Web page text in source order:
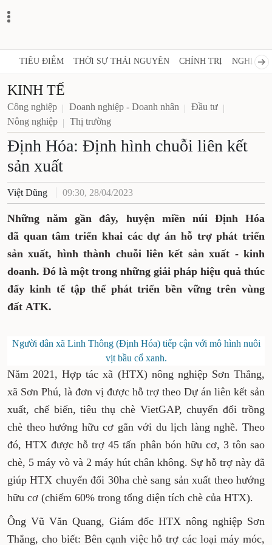
TIÊU ĐIỂM THỜI SỰ THÁI NGUYÊN CHÍNH TRỊ NGHỊ
KINH TẾ
Công nghiệp Doanh nghiệp - Doanh nhân
Đầu tư
Nông nghiệp
Thị trường
Định Hóa: Định hình chuỗi liên kết
sản xuất
Việt Dũng 09:30, 28/04/2023
Những năm gần đây, huyện miền núi Định Hóa
đã quan tâm triển khai các dự án hỗ trợ phát triển
sản xuất, hình thành chuỗi liên kết sản xuất - kinh
doanh. Đó là một trong những giải pháp hiệu quả thúc
đẩy kinh tế tập thể phát triển bền vững trên vùng
đất ATK.
Người dân xã Linh Thông (Định Hóa) tiếp cận với mô hình nuôi
vịt bầu cổ xanh.
Năm 2021, Hợp tác xã (HTX) nông nghiệp Sơn Thắng,
xã Sơn Phú, là đơn vị được hỗ trợ theo Dự án liên kết sản
xuất, chế biến, tiêu thụ chè VietGAP, chuyển đổi trồng
chè theo hướng hữu cơ gắn với du lịch làng nghề. Theo
đó, HTX được hỗ trợ 45 tấn phân bón hữu cơ, 3 tôn sao
chè, 5 máy vò và 2 máy hút chân không. Sự hỗ trợ này đã
giúp HTX chuyển đổi 30ha chè sang sản xuất theo hướng
hữu cơ (chiếm 60% trong tổng diện tích chè của HTX).
Ông Vũ Văn Quang, Giám đốc HTX nông nghiệp Sơn
Thắng, cho biết: Bên cạnh việc hỗ trợ các loại máy móc,